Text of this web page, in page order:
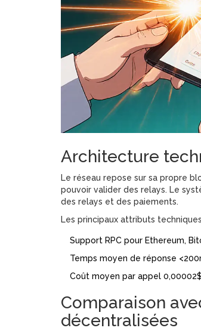
Architecture
Le réseau repose sur sa propre
pouvoir valider des relays. Le
des relays et des paiements.
Les principaux attributs
Support RPC pour Ethereum,
Temps moyen de réponse
Coût moyen par appel
Comparaison
décentralisées